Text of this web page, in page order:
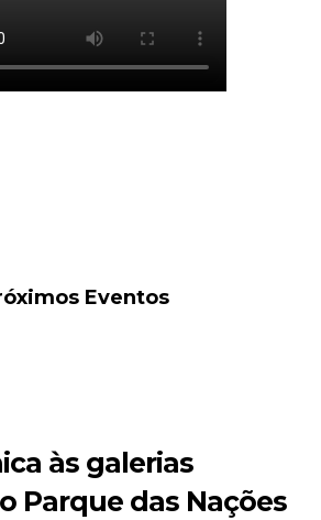
Eventos
às galerias
Parque das Nações